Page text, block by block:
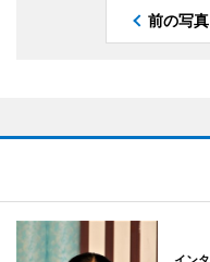
前の写真